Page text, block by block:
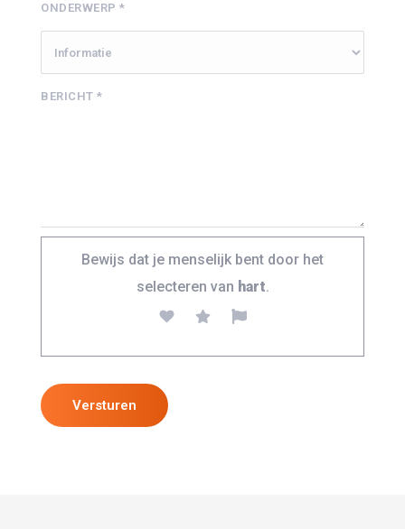
ONDERWERP *
BERICHT *
Bewijs dat je menselijk bent door het
selecteren van hart.